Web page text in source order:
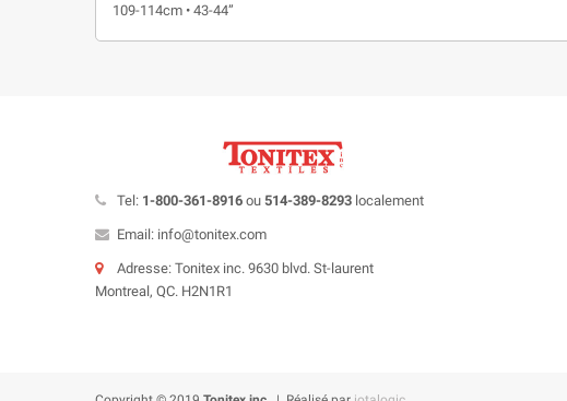
109-114cm • 43-44”
Tel: 1-800-361-8916 ou 514-389-8293 localement
Email: info@tonitex.com
Adresse: Tonitex inc. 9630 blvd. St-laurent
Montreal, QC. H2N1R1